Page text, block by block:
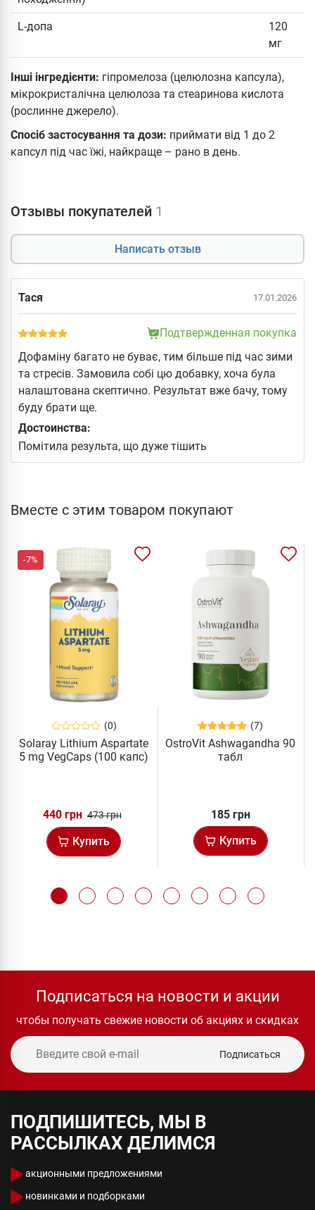
L-допа
120
мг
Інші інгредієнти: гіпромелоза (целюлозна капсула),
мікрокристалічна целюлоза та стеаринова кислота
(рослинне джерело).
Спосіб застосування та дози: приймати від 1 до 2
капсул під час їжі, найкраще – рано в день.
Отзывы покупателей 1
Написать отзыв
Тася 17.01.2026
Подтвержденная покупка
Дофаміну багато не буває, тим більше під час зими
та стресів. Замовила собі цю добавку, хоча була
налаштована скептично. Результат вже бачу, тому
буду брати ще.
Достоинства:
Помітила результа, що дуже тішить
Вместе с этим товаром покупают
-7%
(0)
Solaray Lithium Aspartate
5 mg VegCaps (100 капс)
440 грн 473 грн
Купить
(7)
OstroVit Ashwagandha 90
табл
185 грн
Купить
Подписаться на новости и акции
чтобы получать свежие новости об акциях и скидках
Подписаться
ПОДПИШИТЕСЬ, МЫ В
РАССЫЛКАХ ДЕЛИМСЯ
акционными предложениями
новинками и подборками